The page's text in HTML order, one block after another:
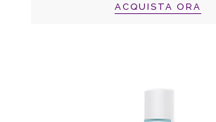
ACQUISTA ORA